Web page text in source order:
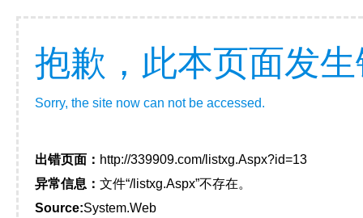
抱歉，此本页面发
Sorry, the site now can not be accessed.
出错页面： http://339909.com/listxg.Aspx?id=13
异常信息： 文件“/listxg.Aspx”不存在。
Source:System.Web